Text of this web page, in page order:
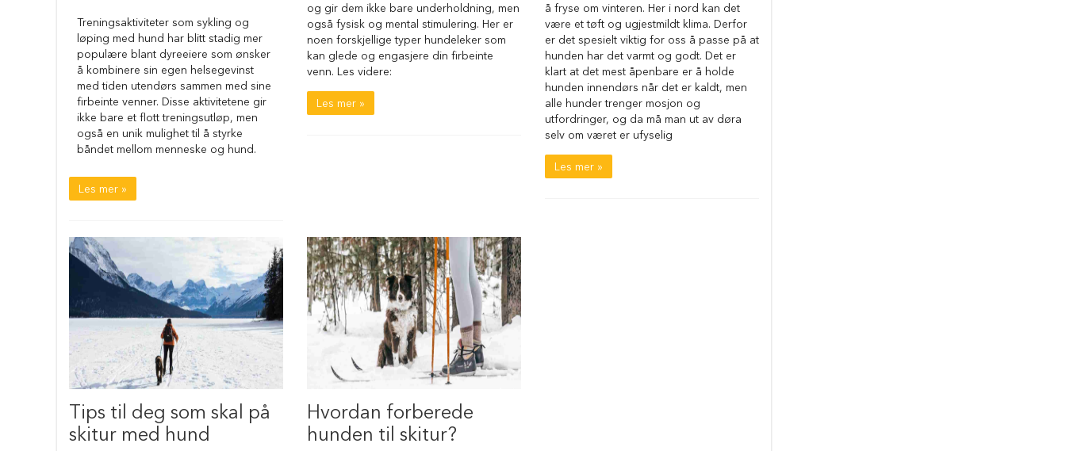
Fôrbeholder
Forautomater
Drikkefontener
Hundeklær
Regndekken
Potesokker
Hundesko
Redningsvester
Bandanas
Hundekostymer
Hundens
luftetur
Komplette
selesett
Treningsaktiviteter som sykling og
løping med hund har blitt stadig mer
populære blant dyreeiere som ønsker
å kombinere sin egen helsegevinst
med tiden utendørs sammen med sine
firbeinte venner. Disse aktivitetene gir
ikke bare et flott treningsutløp, men
også en unik mulighet til å styrke
båndet mellom menneske og hund.
Les mer »
og gir dem ikke bare underholdning, men
også fysisk og mental stimulering. Her er
noen forskjellige typer hundeleker som
kan glede og engasjere din firbeinte
venn. Les videre:
Les mer »
å fryse om vinteren. Her i nord kan det
være et tøft og ugjestmildt klima. Derfor
er det spesielt viktig for oss å passe på at
hunden har det varmt og godt. Det er
klart at det mest åpenbare er å holde
hunden innendørs når det er kaldt, men
alle hunder trenger mosjon og
utfordringer, og da må man ut av døra
selv om været er ufyselig
Les mer »
Tips til deg som skal på
skitur med hund
Hvordan forberede
hunden til skitur?